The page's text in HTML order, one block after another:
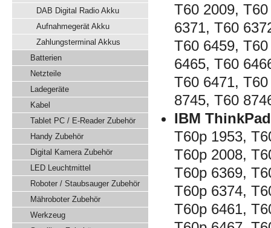
DAB Digital Radio Akku
Aufnahmegerät Akku
Zahlungsterminal Akkus
Batterien
Netzteile
Ladegeräte
Kabel
Tablet PC / E-Reader Zubehör
Handy Zubehör
Digital Kamera Zubehör
LED Leuchtmittel
Roboter / Staubsauger Zubehör
Mähroboter Zubehör
Werkzeug
T60 2009,
6371, T60
T60 6459,
6465, T60
T60 6471,
8745, T60
IBM
T60p 1953,
T60p 2008,
T60p 6369,
T60p 6374,
T60p 6461,